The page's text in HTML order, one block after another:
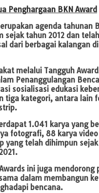
Penghargaan BKN Award
agenda tahunan
sejak tahun 2012 dan
dari berbagai kalangan
melalui Tangguh
Penanggulangan
sosialisasi edukasi
tiga kategori, antara lain
1.041 karya yang
fotografi, 88 karya
yang telah dihimpun sejak
ini juga mendorong
dalam membangun
bencana.